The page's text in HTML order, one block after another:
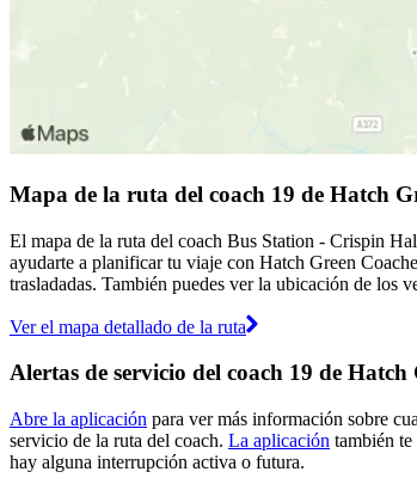
Mapa de la ruta del coach 19 de Hatch
El mapa de la ruta del coach Bus Station - Crispin
ayudarte a planificar tu viaje con Hatch Green
trasladadas. También puedes ver la ubicación de los
Ver el mapa detallado de la ruta
Alertas de servicio del coach 19 de Hatch
Abre la aplicación para ver más información sobre
servicio de la ruta del coach. La aplicación también
hay alguna interrupción activa o futura.